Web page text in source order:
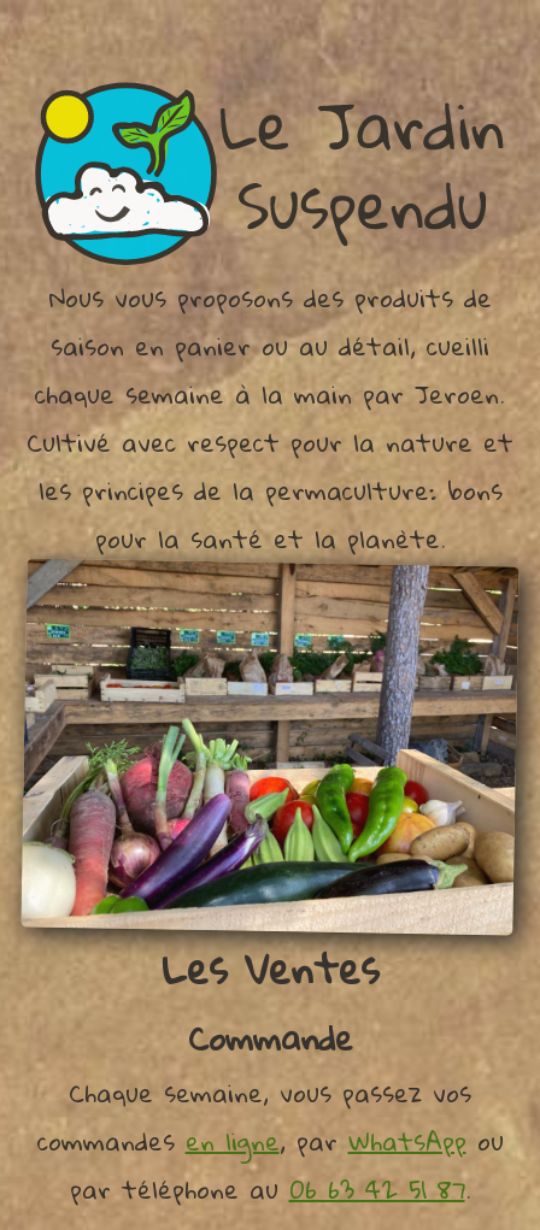
Nous vous proposons des produits de
saison en panier ou au détail, cueilli
chaque semaine à la main par Jeroen.
Cultivé avec respect pour la nature et
les principes de la permaculture: bons
pour la santé et la planète.
Les Ventes
Commande
Chaque semaine, vous passez vos
commandesen ligne, parWhatsAppou
par téléphone au06 63 42 51 87.